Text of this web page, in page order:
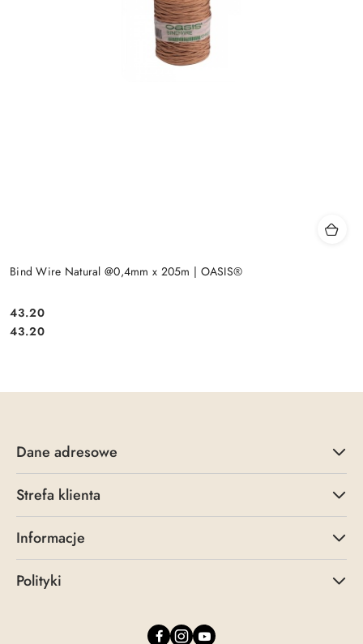
Bind Wire Natural @0,4mm x 205m | OASIS®
Cena:
43.20
Cena:
43.20
Dane adresowe
Strefa klienta
Informacje
Polityki